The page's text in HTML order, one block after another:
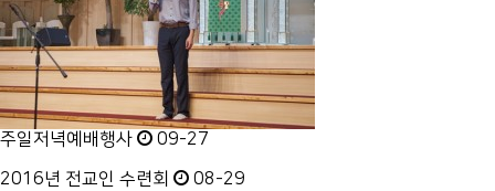
주일저녁예배행사
09-27
2016년 전교인 수련회
08-29